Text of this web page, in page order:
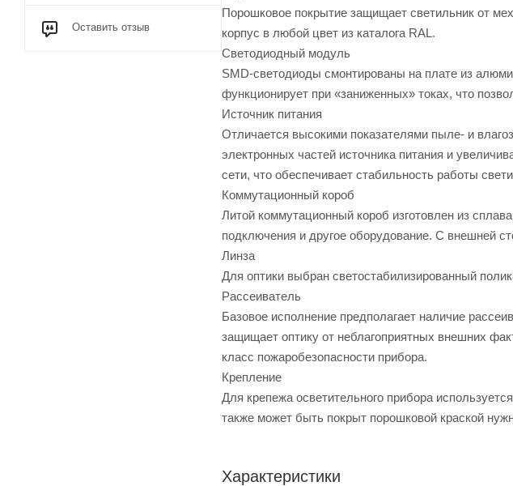
Порошковое покрытие защищает светильник от
корпус в любой цвет из каталога RAL.
Светодиодный модуль
SMD-светодиоды смонтированы на плате из
функционирует при «заниженных» токах, что
Источник питания
Отличается высокими показателями пыле- и
электронных частей источника питания и
сети, что обеспечивает стабильность работы
Коммутационный короб
Литой коммутационный короб изготовлен из
подключения и другое оборудование. С внешней
Линза
Для оптики выбран светостабилизированный
Рассеиватель
Базовое исполнение предполагает наличие
защищает оптику от неблагоприятных внешних
класс пожаробезопасности прибора.
Крепление
Для крепежа осветительного прибора
также может быть покрыт порошковой краской
Характеристики
Оставить отзыв